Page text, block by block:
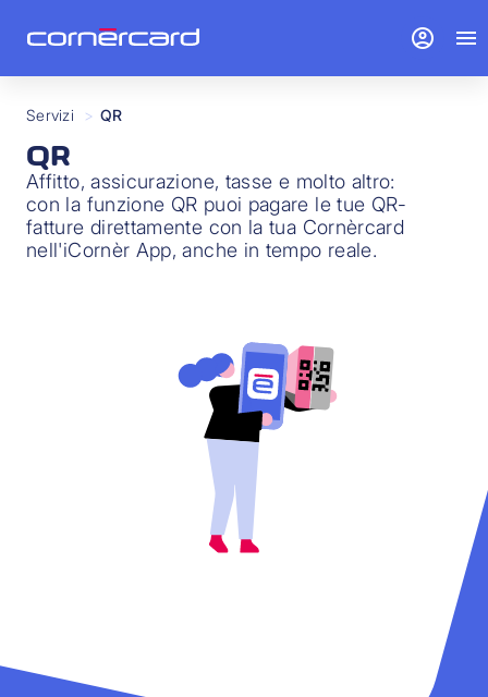
Servizi > QR
QR
Affitto, assicurazione, tasse e molto altro:
con la funzione QR puoi pagare le tue QR-
fatture direttamente con la tua Cornèrcard
nell'iCornèr App, anche in tempo reale.
account_circle menu